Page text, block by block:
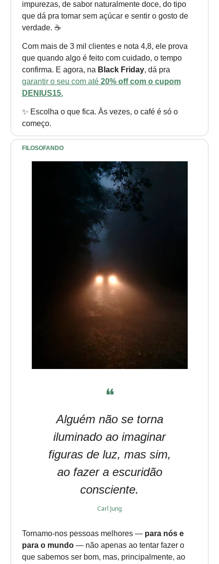
impurezas, de sabor naturalmente doce, do tipo
que dá pra tomar sem açúcar e sentir o gosto de
verdade. ☕
Com mais de 3 mil clientes e nota 4,8, ele prova
que quando algo é feito com cuidado, o tempo
confirma. E agora, na Black Friday, dá pra
garantir o seu com até 20% off com o cupom
DENIUS15.
✨ Escolha o que fica. Às vezes, o café é só o
começo.
FILOSOFANDO
❝
Alguém não se torna
iluminado ao imaginar
figuras de luz, mas sim,
ao fazer a escuridão
consciente.
Carl Jung
Tornamo-nos pessoas melhores — para nós e
para o mundo— não apenas ao tentar fazer o
que sabemos ser bom, mas, principalmente, ao